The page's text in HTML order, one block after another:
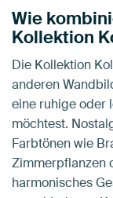
Wie
Kollektion
Die Kollektion
anderen
eine ruhige oder
möchtest.
Farbtönen wie
Zimmerpflanzen
harmonisches